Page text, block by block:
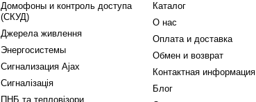
Домофоны и контроль доступа
(СКУД)
Джерела живлення
Энергосистемы
Сигнализация Ajax
Сигналізація
ПНБ та тепловізори
Каталог
О нас
Оплата и доставка
Обмен и возврат
Контактная информация
Блог